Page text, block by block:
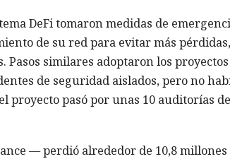
DeFi tomaron medidas de
de su red para evitar más
Pasos similares adoptaron los proyectos
de seguridad aislados, pero no
proyecto pasó por unas 10 auditorías
— perdió alrededor de 10,8 millones